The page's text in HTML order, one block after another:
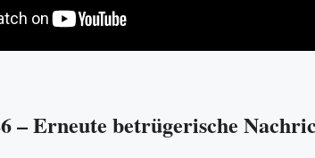
– Erneute betrügerische